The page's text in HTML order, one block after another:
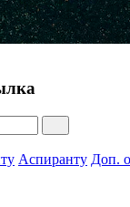
Аспиранту Доп.